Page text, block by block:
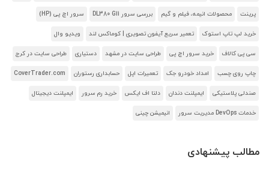
پرینت محصولات انیمه، فیلم و گیم بررسی سرور DL380 G11 سرور اچ پی (HP)
خرید لپ تاپ استوک تعمیر سریع آیفون تصویری | کوماکس لند ویدیو وال
سی پی کالاف خرید سرور اچ پی طراحی سایت در مشهد دستیاری طراحی سایت در کرج
چاپ روی چسب امداد خودرو جک تعمیرات اپل حسابداری رستوران CoverTrader.com
صندلی پلاستیکی ایمپلنت دندان دلتا اف ایکس خرید رم سرور ایمپلنت دیجیتال
خدمات DevOps مدیریت سرور انیمیشن چینی
مطالب پیشنهادی